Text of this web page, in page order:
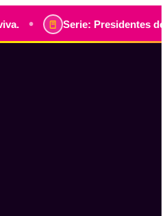
Serie: Presidentes de Guatemala,